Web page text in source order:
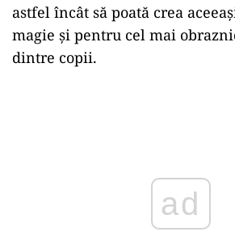
astfel încât să poată crea
magie și pentru cel mai
dintre copii.